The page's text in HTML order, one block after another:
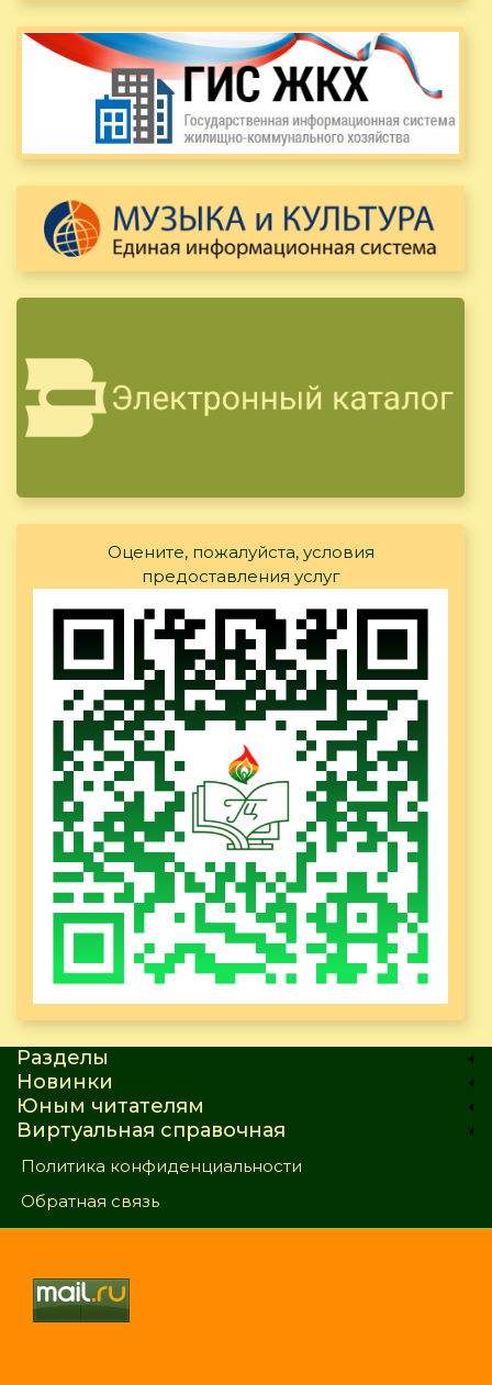
Оцените, пожалуйста, условия
предоставления услуг
Разделы
Новинки
Юным читателям
Виртуальная справочная
Политика конфиденциальности
Обратная связь